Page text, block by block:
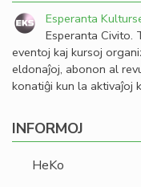
Esperanta
Esperanta Civito.
eventoj kaj kursoj
eldonaĵoj, abonon al
konatiĝi kun la aktivaĵoj
INFORMOJ
HeKo